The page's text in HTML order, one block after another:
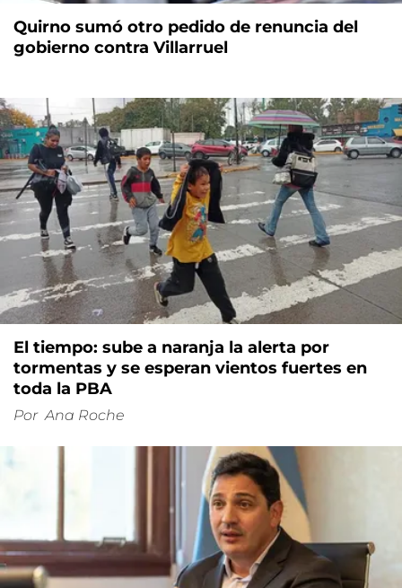
Quirno sumó otro pedido de renuncia del
gobierno contra Villarruel
El tiempo: sube a naranja la alerta por
tormentas y se esperan vientos fuertes en
toda la PBA
Por Ana Roche